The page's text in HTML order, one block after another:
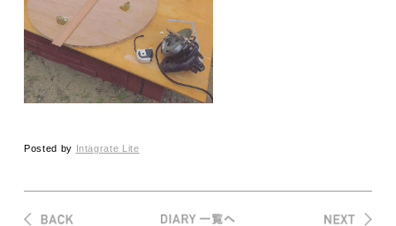
Posted by Intagrate Lite